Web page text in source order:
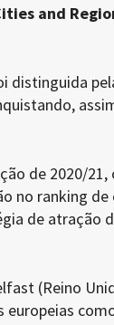
and
distinguida
de 2020/
no ranking
de atração
(Reino